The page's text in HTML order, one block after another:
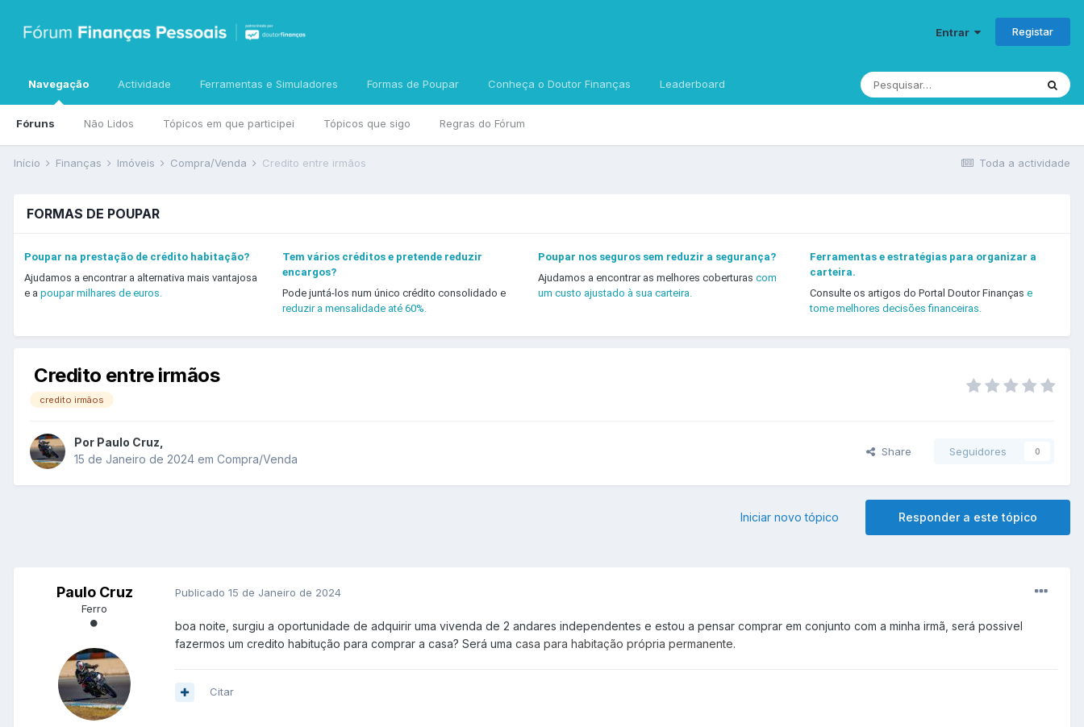
Entrar Registar
Navegação
Fóruns Não Lidos Tópicos em que participei Tópicos que sigo Regras do Fórum
Actividade Ferramentas e Simuladores Formas de Poupar Conheça o Doutor Finanças Leaderboard
Toda a actividade
Início Finanças Imóveis Compra/Venda Credito entre irmãos
FORMAS DE POUPAR
Poupar na prestação de crédito habitação?
Ajudamos a encontrar a alternativa mais vantajosa
e a poupar milhares de euros.
Tem vários créditos e pretende reduzir
encargos?
Pode juntá-los num único crédito consolidado e
reduzir a mensalidade até 60%.
Poupar nos seguros sem reduzir a segurança?
Ajudamos a encontrar as melhores coberturascom
um custo ajustado à sua carteira.
Ferramentas e estratégias para organizar a
carteira.
Consulte os artigos do Portal Doutor Finanças e
tome melhores decisões financeiras.
Credito entre irmãos
credito irmãos
Por Paulo Cruz
15 de Janeiro de 2024 em Compra/Venda
Share Seguidores 0
Responder a este tópico
Iniciar novo tópico
Paulo Cruz
Ferro
Publicado 15 de Janeiro de 2024
boa noite, surgiu a oportunidade de adquirir uma vivenda de 2 andares independentes e estou a pensar comprar em conjunto com a minha irmã, será possivel
fazermos um credito habitução para comprar a casa? Será uma casa para habitação própria permanente.
Citar